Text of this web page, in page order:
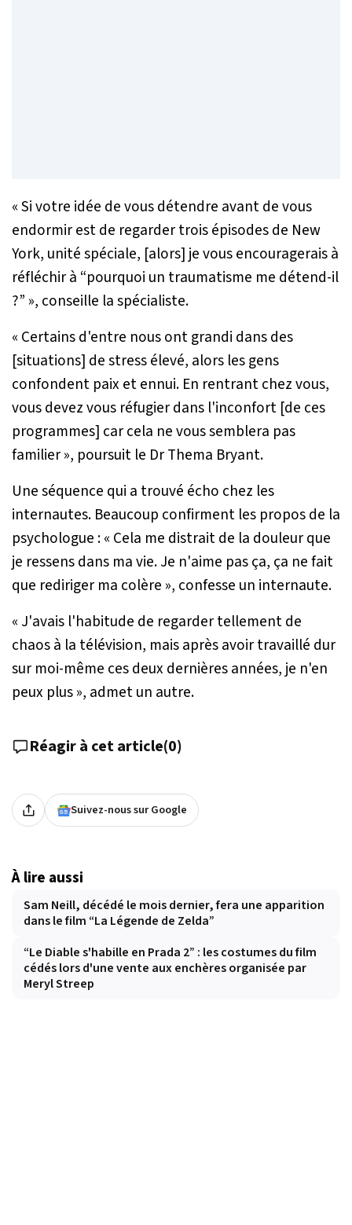
«Si votre idée de vous détendre avant de vous
endormir est de regarder trois épisodes de New
York, unité spéciale, [alors] je vous encouragerais à
réfléchir à “pourquoi un traumatisme me détend-il
?” », conseille la spécialiste.
« Certains d'entre nous ont grandi dans des
[situations] de stress élevé, alors les gens
confondent paix et ennui. En rentrant chez vous,
vous devez vous réfugier dans l'inconfort [de ces
programmes] car cela ne vous semblera pas
familier», poursuit le Dr Thema Bryant.
Une séquence qui a trouvé écho chez les
internautes. Beaucoup confirment les propos de la
psychologue : « Cela me distrait de la douleur que
je ressens dans ma vie. Je n'aime pas ça, ça ne fait
que rediriger ma colère », confesse un internaute.
« J'avais l'habitude de regarder tellement de
chaos à la télévision, mais après avoir travaillé dur
sur moi-même ces deux dernières années, je n'en
peux plus», admet un autre.
Réagir à cet article(0)
Suivez-nous sur Google
À lire aussi
Sam Neill, décédé le mois dernier, fera une apparition
dans le film “La Légende de Zelda”
“Le Diable s'habille en Prada 2” : les costumes du film
cédés lors d'une vente aux enchères organisée par
Meryl Streep